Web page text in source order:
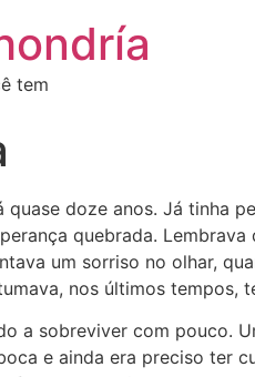
tem
quase doze anos. Já tinha
quebrada.
um sorriso no olhar,
nos últimos tempos,
a sobreviver com pouco.
e ainda era preciso ter